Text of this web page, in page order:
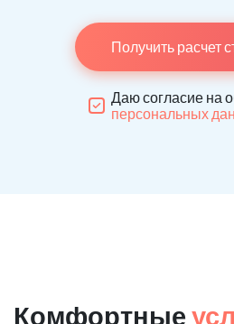
Получить расчет
Даю согласие на
персональных
Комфортные